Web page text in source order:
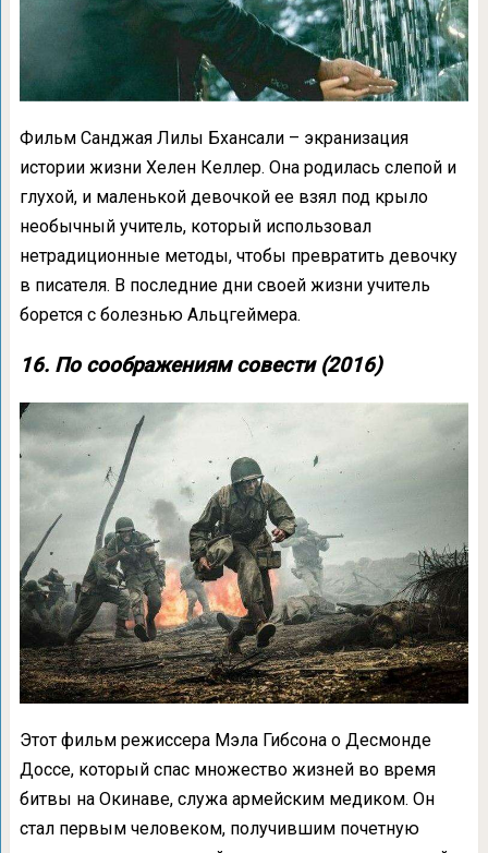
Фильм Санджая Лилы Бхансали – экранизация
истории жизни Хелен Келлер. Она родилась слепой и
глухой, и маленькой девочкой ее взял под крыло
необычный учитель, который использовал
нетрадиционные методы, чтобы превратить девочку
в писателя. В последние дни своей жизни учитель
борется с болезнью Альцгеймера.
16. По соображениям совести (2016)
Этот фильм режиссера Мэла Гибсона о Десмонде
Доссе, который спас множество жизней во время
битвы на Окинаве, служа армейским медиком. Он
стал первым человеком, получившим почетную